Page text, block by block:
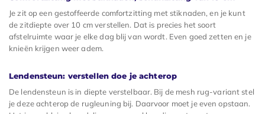
Je zit op een gestoffeerde comfortzitting met stiknaden, en je kunt
de zitdiepte over 10 cm verstellen. Dat is precies het soort
afstelruimte waar je elke dag blij van wordt. Even goed zetten en je
knieën krijgen weer adem.
Lendensteun: verstellen doe je achterop
De lendensteun is in diepte verstelbaar. Bij de mesh rug-variant stel
je deze achterop de rugleuning bij. Daarvoor moet je even opstaan.